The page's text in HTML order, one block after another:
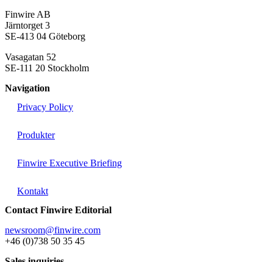
Finwire AB
Järntorget 3
SE-413 04 Göteborg
Vasagatan 52
SE-111 20 Stockholm
Navigation
Privacy Policy
Produkter
Finwire Executive Briefing
Kontakt
Contact Finwire Editorial
newsroom@finwire.com
+46 (0)738 50 35 45